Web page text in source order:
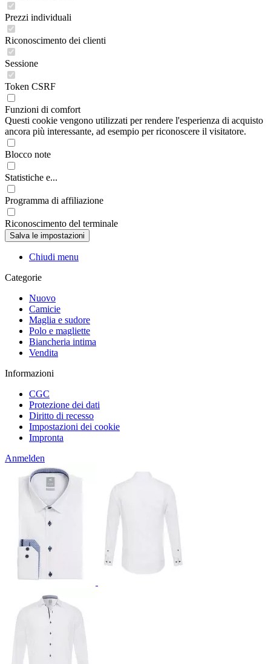
Prezzi individuali
Riconoscimento dei clienti
Sessione
Token CSRF
Funzioni di comfort
Questi cookie vengono utilizzati per rendere l'esperienza di acquisto
ancora più interessante, ad esempio per riconoscere il visitatore.
Blocco note
Statistiche e...
Programma di affiliazione
Riconoscimento del terminale
Chiudi menu
Categorie
Nuovo
Camicie
Maglia e sudore
Polo e magliette
Biancheria intima
Vendita
Informazioni
CGC
Protezione dei dati
Diritto di recesso
Impostazioni dei cookie
Impronta
Anmelden